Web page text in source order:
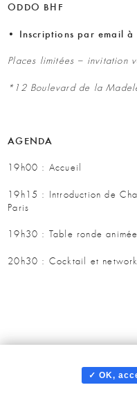
ODDO BHF
• Inscriptions par email
Places limitées – invitation
* 12 Boulevard de la
AGENDA
19h00 : Accueil
19h15 : Introduction de
Paris
19h30 : Table ronde
20h30 : Cocktail et
✓ OK,